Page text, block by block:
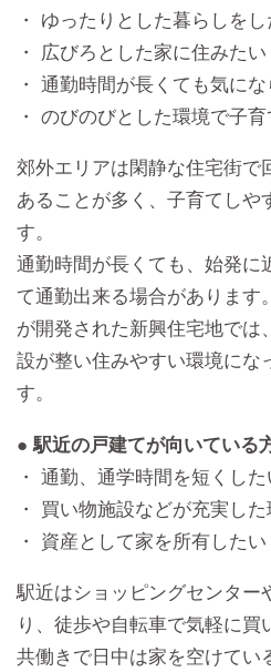
・ ゆったりとした暮らしをし
・ 広びろとした家に住みたい
・ 通勤時間が長くても気に
・ のびのびとした環境で子
郊外エリアは閑静な住宅街で
あることが多く、子育てしや
す。
通勤時間が長くても、始発に
て通勤出来る場合があります
が開発された新興住宅地では
設が整い住みやすい環境にな
す。
● 駅近の戸建てが向いている
・ 通勤、通学時間を短くした
・ 買い物施設などが充実し
・ 資産として家を所有したい
駅近はショッピングセンター
り、徒歩や自転車で気軽に買
共働きで日中は家を空けてい